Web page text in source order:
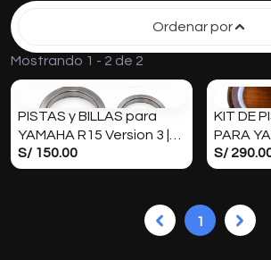
Mostrando 1 - 2 de 2
Ordenar por
PISTAS y BILLAS para
YAMAHA R15 Version 3 |
ORIGINAL
S/ 150.00
KIT DE
PARA
|S/
1